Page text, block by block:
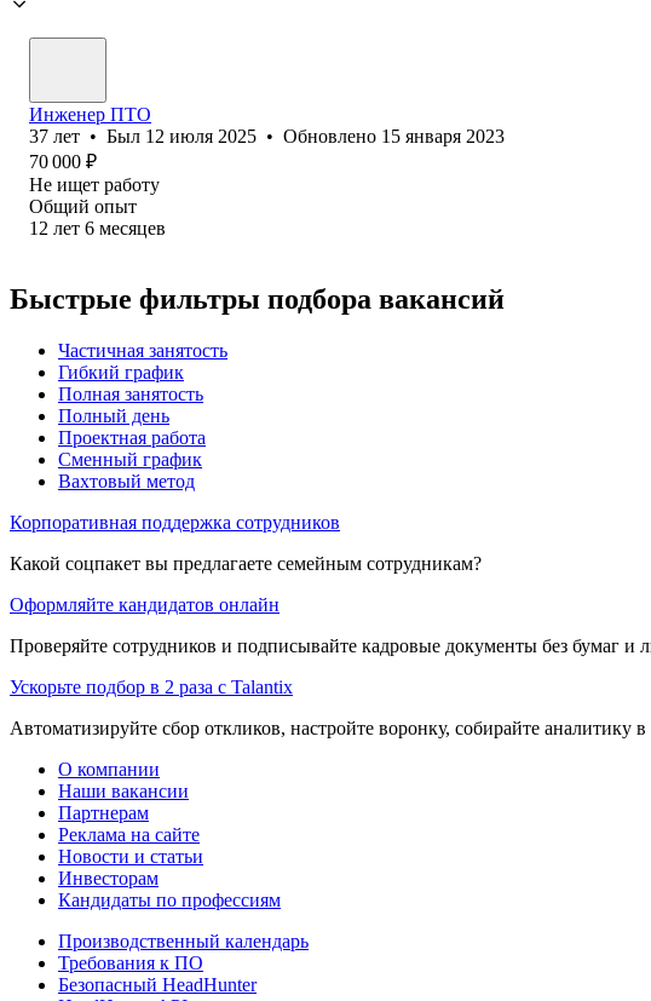
Инженер ПТО
37 лет • Был 12 июля 2025 • Обновлено 15 января 2023
70 000 ₽
Не ищет работу
Общий опыт
12 лет 6 месяцев
Быстрые фильтры подбора вакансий
Частичная занятость
Гибкий график
Полная занятость
Полный день
Проектная работа
Сменный график
Вахтовый метод
Корпоративная поддержка сотрудников
Какой соцпакет вы предлагаете семейным сотрудникам?
Оформляйте кандидатов онлайн
Проверяйте сотрудников и подписывайте кадровые документы без бумаг и
Ускорьте подбор в 2 раза с Talantix
Автоматизируйте сбор откликов, настройте воронку, собирайте аналитику в
О компании
Наши вакансии
Партнерам
Реклама на сайте
Новости и статьи
Инвесторам
Кандидаты по профессиям
Производственный календарь
Требования к ПО
Безопасный HeadHunter